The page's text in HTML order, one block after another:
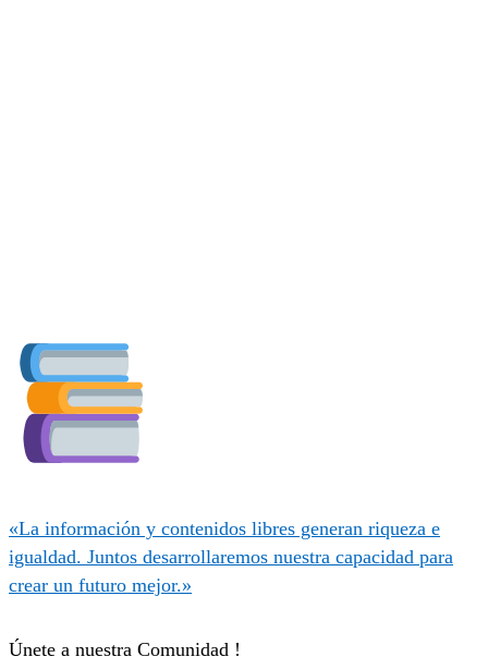
«La información y contenidos libres generan riqueza e
igualdad. Juntos desarrollaremos nuestra capacidad para
crear un futuro mejor.»
Únete a nuestra Comunidad !